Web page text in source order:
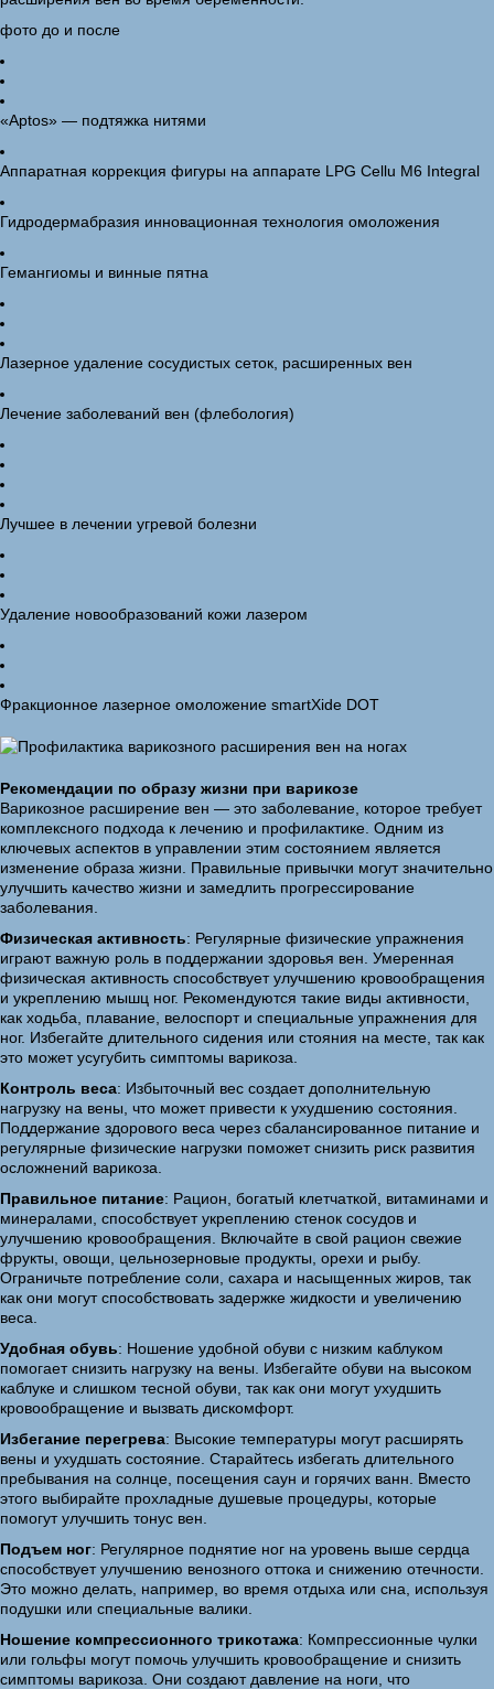
фото до и после
«Aptos» — подтяжка нитями
Аппаратная коррекция фигуры на аппарате LPG Cellu M6 Integral
Гидродермабразия инновационная технология омоложения
Гемангиомы и винные пятна
Лазерное удаление сосудистых сеток, расширенных вен
Лечение заболеваний вен (флебология)
Лучшее в лечении угревой болезни
Удаление новообразований кожи лазером
Фракционное лазерное омоложение smartXide DOT
Рекомендации по образу жизни при варикозе
Варикозное расширение вен — это заболевание, которое требует
комплексного подхода к лечению и профилактике. Одним из
ключевых аспектов в управлении этим состоянием является
изменение образа жизни. Правильные привычки могут значительно
улучшить качество жизни и замедлить прогрессирование
заболевания.
Физическая активность: Регулярные физические упражнения
играют важную роль в поддержании здоровья вен. Умеренная
физическая активность способствует улучшению кровообращения
и укреплению мышц ног. Рекомендуются такие виды активности,
как ходьба, плавание, велоспорт и специальные упражнения для
ног. Избегайте длительного сидения или стояния на месте, так как
это может усугубить симптомы варикоза.
Контроль веса: Избыточный вес создает дополнительную
нагрузку на вены, что может привести к ухудшению состояния.
Поддержание здорового веса через сбалансированное питание и
регулярные физические нагрузки поможет снизить риск развития
осложнений варикоза.
Правильное питание: Рацион, богатый клетчаткой, витаминами и
минералами, способствует укреплению стенок сосудов и
улучшению кровообращения. Включайте в свой рацион свежие
фрукты, овощи, цельнозерновые продукты, орехи и рыбу.
Ограничьте потребление соли, сахара и насыщенных жиров, так
как они могут способствовать задержке жидкости и увеличению
веса.
Удобная обувь: Ношение удобной обуви с низким каблуком
помогает снизить нагрузку на вены. Избегайте обуви на высоком
каблуке и слишком тесной обуви, так как они могут ухудшить
кровообращение и вызвать дискомфорт.
Избегание перегрева: Высокие температуры могут расширять
вены и ухудшать состояние. Старайтесь избегать длительного
пребывания на солнце, посещения саун и горячих ванн. Вместо
этого выбирайте прохладные душевые процедуры, которые
помогут улучшить тонус вен.
Подъем ног: Регулярное поднятие ног на уровень выше сердца
способствует улучшению венозного оттока и снижению отечности.
Это можно делать, например, во время отдыха или сна, используя
подушки или специальные валики.
Ношение компрессионного трикотажа: Компрессионные чулки
или гольфы могут помочь улучшить кровообращение и снизить
симптомы варикоза. Они создают давление на ноги, что